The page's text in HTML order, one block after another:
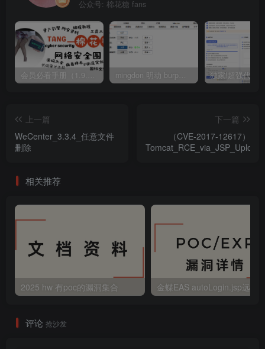
公众号: 棉花糖 fans
会员必看手册（1.9.0版本 26.4.5更新） mingdon 明动 burp插件0.2.6版本 本地时间校验去除版
上一篇
WeCenter_3.3.4_任意文件
删除
下一篇
（CVE-2017-12617）
相关推荐
2025 hw 有poc的漏洞集合
评论 抢沙发